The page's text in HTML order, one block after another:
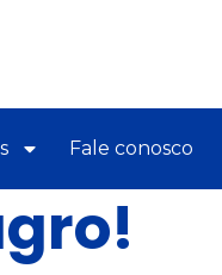
Fale conosco